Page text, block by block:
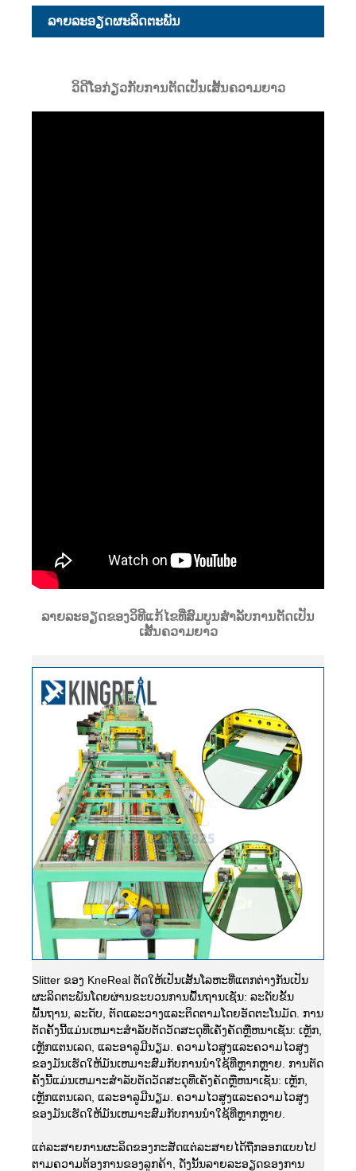
ລາຍ​ລະ​ອຽດ​ຜະ​ລິດ​ຕະ​ພັນ
ວິດີໂອກ່ຽວກັບການຕັດເປັນເສັ້ນຄວາມຍາວ
ລາຍລະອຽດຂອງວິທີແກ້ໄຂທີ່ສົມບູນສໍາລັບການຕັດເປັນ
ເສັ້ນຄວາມຍາວ
Slitter ຂອງ KneReal ຕັດໃຫ້ເປັນເສັ້ນໂລຫະທີ່ແຕກຕ່າງກັນເປັນ
ຜະລິດຕະພັນໂດຍຜ່ານຂະບວນການພື້ນຖານເຊັ່ນ: ລະດັບຂັ້ນ
ພື້ນຖານ, ລະດັບ, ຕັດແລະວາງແລະຕິດຕາມໂດຍອັດຕະໂນມັດ. ການ
ຕັດຄັ້ງນີ້ແມ່ນເຫມາະສໍາລັບຕັດວັດສະດຸທີ່ເຄັ່ງຄັດຫຼືຫນາເຊັ່ນ: ເຫຼັກ,
ເຫຼັກແຕນເລດ, ແລະອາລູມີນຽມ. ຄວາມໄວສູງແລະຄວາມໄວສູງ
ຂອງມັນເຮັດໃຫ້ມັນເຫມາະສົມກັບການນໍາໃຊ້ທີ່ຫຼາກຫຼາຍ. ການຕັດ
ຄັ້ງນີ້ແມ່ນເຫມາະສໍາລັບຕັດວັດສະດຸທີ່ເຄັ່ງຄັດຫຼືຫນາເຊັ່ນ: ເຫຼັກ,
ເຫຼັກແຕນເລດ, ແລະອາລູມີນຽມ. ຄວາມໄວສູງແລະຄວາມໄວສູງ
ຂອງມັນເຮັດໃຫ້ມັນເຫມາະສົມກັບການນໍາໃຊ້ທີ່ຫຼາກຫຼາຍ.
ແຕ່ລະສາຍການຜະລິດຂອງກະສັດແຕ່ລະສາຍໄດ້ຖືກອອກແບບໄປ
ຕາມຄວາມຕ້ອງການຂອງລູກຄ້າ, ດັ່ງນັ້ນລາຍລະອຽດຂອງການ